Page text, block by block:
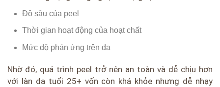
Độ sâu của peel
Thời gian hoạt động của hoạt chất
Mức độ phản ứng trên da
Nhờ đó, quá trình peel trở nên an toàn và dễ chịu hơn
với làn da tuổi 25+ vốn còn khá khỏe nhưng dễ nhạy